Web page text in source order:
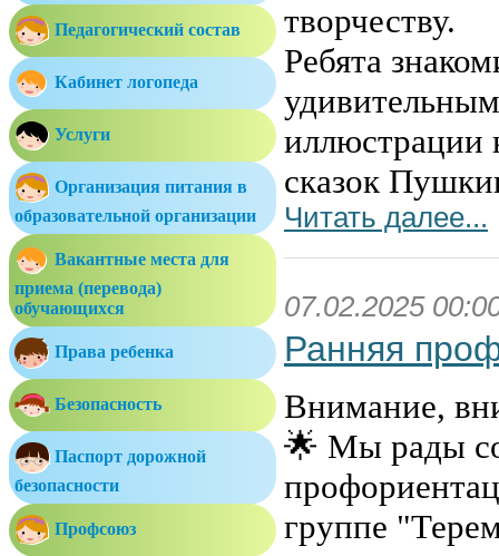
Педагогический состав
Кабинет логопеда
Услуги
Организация питания в
образовательной организации
Вакантные места для
приема (перевода)
обучающихся
Права ребенка
Безопасность
Паспорт дорожной
безопасности
Профсоюз
творчеству.
Ребята
иллюстрации
сказок
Читать далее...
07.02.2025
Ранняя
Внимание,
🌟 Мы рады
группе